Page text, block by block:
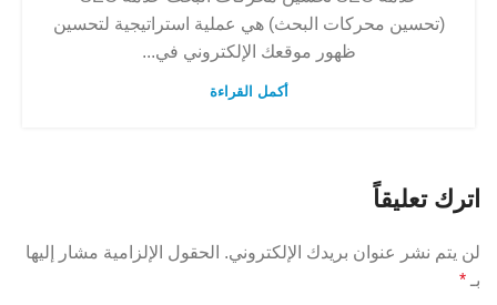
(تحسين محركات البحث) هي عملية استراتيجية لتحسين
ظهور موقعك الإلكتروني في...
أكمل القراءة
اترك تعليقاً
لن يتم نشر عنوان بريدك الإلكتروني. الحقول الإلزامية مشار إليها
بـ *